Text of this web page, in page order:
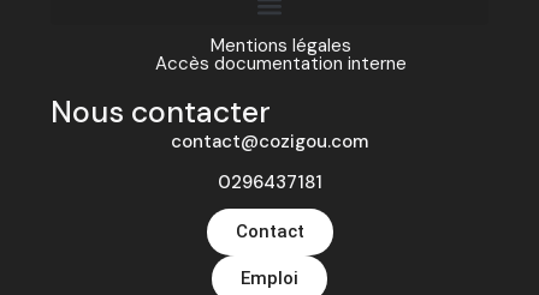
Mentions légales
Accès documentation interne
Nous contacter
contact@cozigou.com
0296437181
Contact
Emploi